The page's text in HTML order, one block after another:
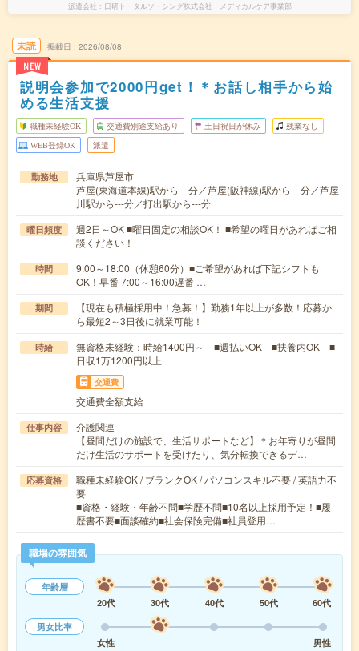
派遣会社 日研トータルソーシング株式会社 メディカルケア事業部
未読
NEW
掲載日 2026/08/08
説明会参加で2000円get！＊お話し相手から始
める生活支援
職種未経験OK 交通費別途支給あり 土日祝日が休み 残業なし
WEB登録OK 派遣
勤務地
兵庫県芦屋市
芦屋(東海道本線)駅から---分／芦屋(阪神線)駅から---分／芦屋
川駅から---分／打出駅から---分
曜日頻度
週2日～OK ■曜日固定の相談OK！ ■希望の曜日があればご相
談ください！
時間
9:00～18:00（休憩60分）■ご希望があれば下記シフトも
OK！早番 7:00～16:00遅番 …
期間
【現在も積極採用中！急募！】勤務1年以上が多数！応募か
ら最短2～3日後に就業可能！
時給
無資格未経験：時給1400円～ ■週払いOK ■扶養内OK ■
日収1万1200円以上
交通費
交通費全額支給
仕事内容
介護関連
【昼間だけの施設で、生活サポートなど】＊お年寄りが昼間
だけ生活のサポートを受けたり、気分転換できるデ…
応募資格
職種未経験OK / ブランクOK / パソコンスキル不要 / 英語力不
要
■資格・経験・年齢不問■学歴不問■10名以上採用予定！■履
歴書不要■面談確約■社会保険完備■社員登用…
職場の雰囲気
年齢層
20代
30代 40代 50代
60代
男女比率
女性
男性